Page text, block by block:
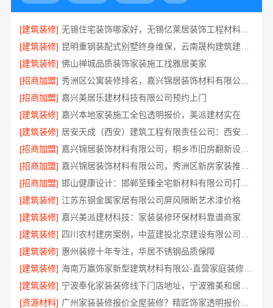
[建筑装修]
无锡住宅装饰哪家好，无锡亿莱居装饰工程材料有限公司是您的明智之选
[建筑装修]
昆明重钢装配式别墅终身维保，云南晟构建筑建材有限公司
[建筑装修] 佛山禅城品质装饰家装施工找雅居美家
[招商加盟]
秀洲区公寓装修排名，嘉兴锦居装饰材料有限公司专业可靠口碑好
[招商加盟] 嘉兴美居乐建材科技有限公司预约上门
[建筑装修] 嘉兴本地家装施工全包透明报价，美派建材实在
[建筑装修]
[招商加盟]
嘉兴锦居装饰材料有限公司，桐乡市旧房翻新设计口碑
[招商加盟]
[招商加盟]
邯山健康设计：邯郸至臻全宅新材料有限公司打造无醛生活
[建筑装修] 江苏东钢金属家居有限公司屏风隔断艺术漆价格
[建筑装修] 嘉兴美派建材科技：家装装修环保材料靠谱商家
[建筑装修]
[建筑装修] 惠州装修十年专注，华居不锈钢品质保障
[建筑装修]
海南万赢饰家新型建筑材料有限公-直营家庭装修成本管控
[建筑装修]
[资源材料]
广州家装装修报价全屋装修？精匠饰家透明报价零增项